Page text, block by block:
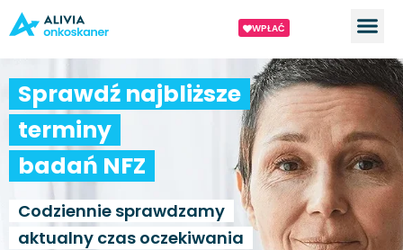
WPŁAĆ
Sprawdź najbliższe
terminy
badań NFZ
Codziennie sprawdzamy
aktualny czas oczekiwania